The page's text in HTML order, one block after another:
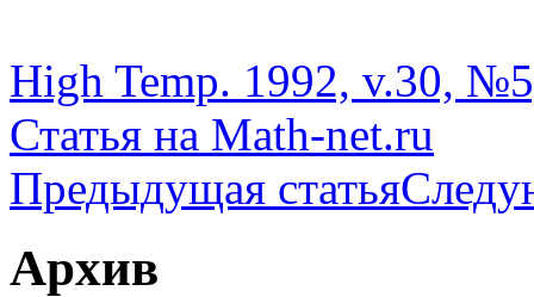
High Temp. 1992, v.30,
Статья на Math-net.ru
Предыдущая статья
Архив